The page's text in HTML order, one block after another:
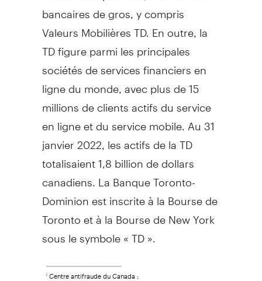
bancaires de gros, y compris
Valeurs Mobilières TD. En outre, la
TD figure parmi les principales
sociétés de services financiers en
ligne du monde, avec plus de 15
millions de clients actifs du service
en ligne et du service mobile. Au 31
janvier 2022, les actifs de la TD
totalisaient 1,8 billion de dollars
canadiens. La Banque Toronto-
Dominion est inscrite à la Bourse de
Torontoet à la Bourse deNew York
sous le symbole « TD ».
iCentre antifraude du Canada :